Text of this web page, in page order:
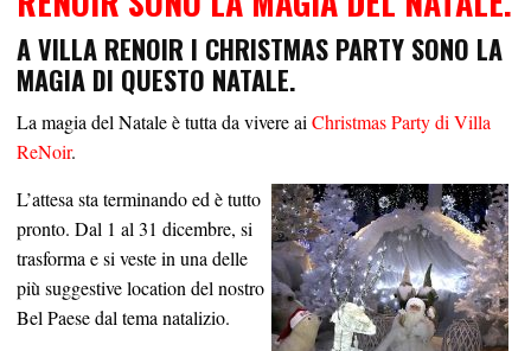
A VILLA RENOIR I CHRISTMAS PARTY SONO LA
MAGIA DI QUESTO NATALE.
La magia del Natale è tutta da vivere aiChristmas Party di Villa
ReNoir.
L’attesa sta terminando ed è tutto
pronto. Dal 1 al 31 dicembre, si
trasforma e si veste in una delle
più suggestive location del nostro
Bel Paese dal tema natalizio.